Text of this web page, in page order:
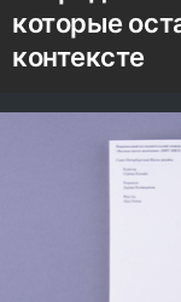
которые
контексте